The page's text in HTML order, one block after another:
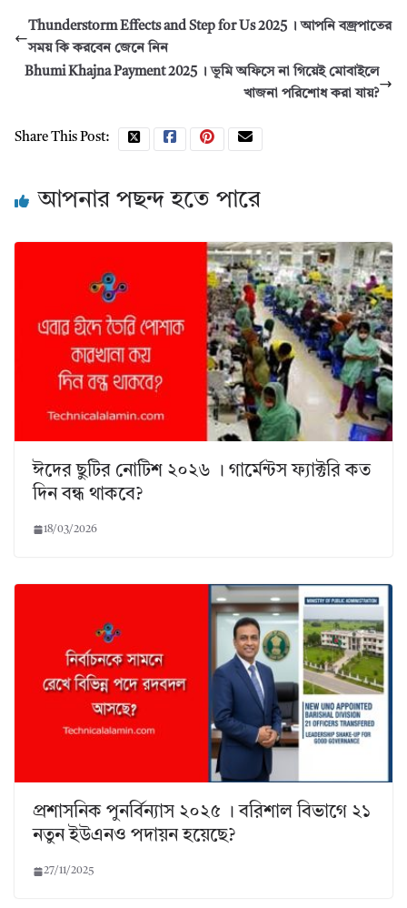
Thunderstorm Effects and Step for Us 2025 । আপনি বজ্রপাতের
সময় কি করবেন জেনে নিন
Bhumi Khajna Payment 2025 । ভূমি অফিসে না গিয়েই মোবাইলে
খাজনা পরিশোধ করা যায়?
Share This Post:
আপনার পছন্দ হতে পারে
ঈদের ছুটির নোটিশ ২০২৬ । গার্মেন্টস ফ্যাক্টরি কত
দিন বন্ধ থাকবে?
18/03/2026
প্রশাসনিক পুনর্বিন্যাস ২০২৫ । বরিশাল বিভাগে ২১
নতুন ইউএনও পদায়ন হয়েছে?
27/11/2025